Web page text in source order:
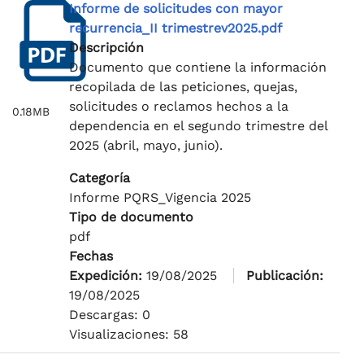
0.18MB
Informe de solicitudes con mayor
recurrencia_II trimestrev2025.pdf
Descripción
Documento que contiene la información
recopilada de las peticiones, quejas,
solicitudes o reclamos hechos a la
dependencia en el segundo trimestre del
2025 (abril, mayo, junio).
Categoría
Informe PQRS_Vigencia 2025
Tipo de documento
pdf
Fechas
Expedición: 19/08/2025
Publicación:
19/08/2025
Descargas: 0
Visualizaciones: 58